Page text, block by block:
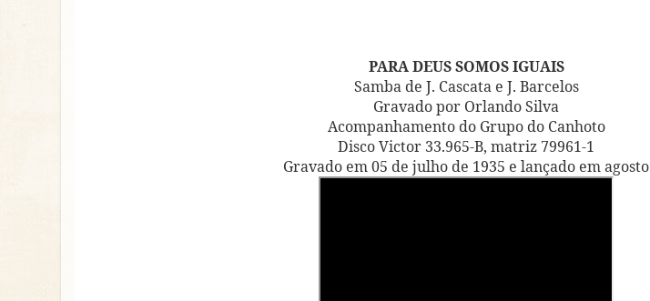
PARA DEUS SOMOS IGUAIS
Samba de J. Cascata e J. Barcelos
Gravado por Orlando Silva
Acompanhamento do Grupo do Canhoto
Disco Victor 33.965-B, matriz 79961-1
Gravado em 05 de julho de 1935 e lançado em agosto